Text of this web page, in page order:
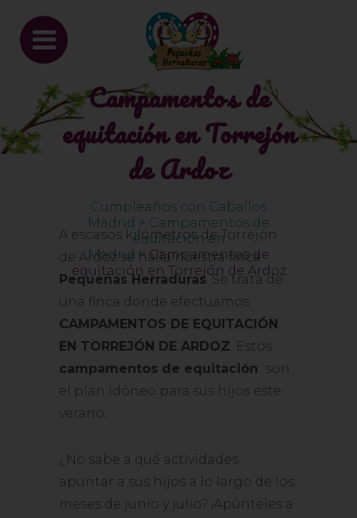
Campamentos de
equitación en Torrejón
de Ardoz
Cumpleaños con Caballos
Madrid > Campamentos de
equitación en
Madrid > Campamentos de
equitación en Torrejón de Ardoz
A escasos kilómetros de Torrejón
de Ardoz se halla nuestra finca
Pequeñas Herraduras. Se trata de
una finca donde efectuamos
CAMPAMENTOS DE EQUITACIÓN
EN TORREJÓN DE ARDOZ . Estos
campamentos de equitación son
el plan idóneo para sus hijos este
verano.
¿No sabe a qué actividades
apuntar a sus hijos a lo largo de los
meses de junio y julio? ¡Apúnteles a